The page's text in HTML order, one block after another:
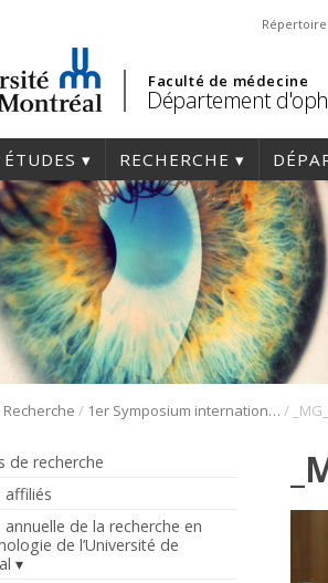
Faculté de médecine
Département
ÉTUDES RECHERCHE
Recherche / 1er Symposium international en médecine régénérative de la cornée /
de recherche
affiliés
annuelle de la recherche en
de l’Université de